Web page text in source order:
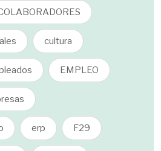
cultura
EMPLEO
erp F29